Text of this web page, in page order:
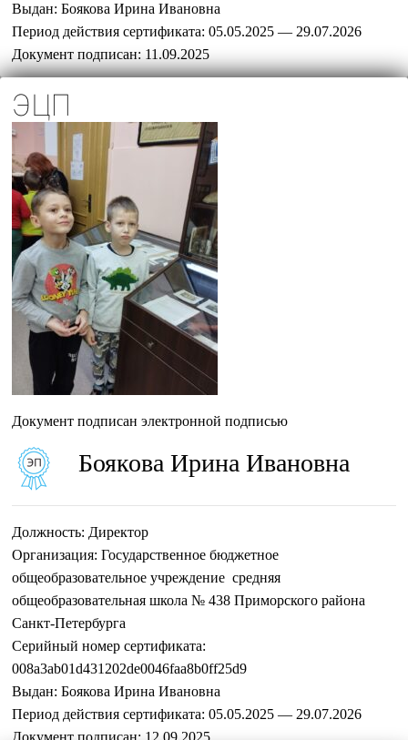
Выдан: Боякова Ирина Ивановна
Период действия сертификата: 05.05.2025 — 29.07.2026
Документ подписан: 11.09.2025
ЭЦП
Документ подписан электронной подписью
Боякова Ирина Ивановна
Должность: Директор
Организация: Государственное бюджетное
общеобразовательное учреждение средняя
общеобразовательная школа № 438 Приморского района
Санкт-Петербурга
Серийный номер сертификата:
008a3ab01d431202de0046faa8b0ff25d9
Выдан: Боякова Ирина Ивановна
Период действия сертификата: 05.05.2025 — 29.07.2026
Документ подписан: 12.09.2025